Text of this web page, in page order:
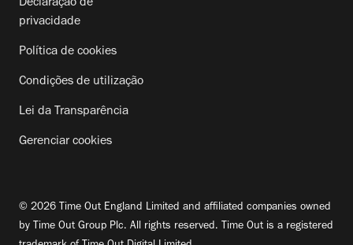
Declaração de
privacidade
Política de cookies
Condições de utilização
Lei da Transparência
Gerenciar cookies
© 2026 Time Out England Limited and affiliated companies owned
by Time Out Group Plc. All rights reserved. Time Out is a registered